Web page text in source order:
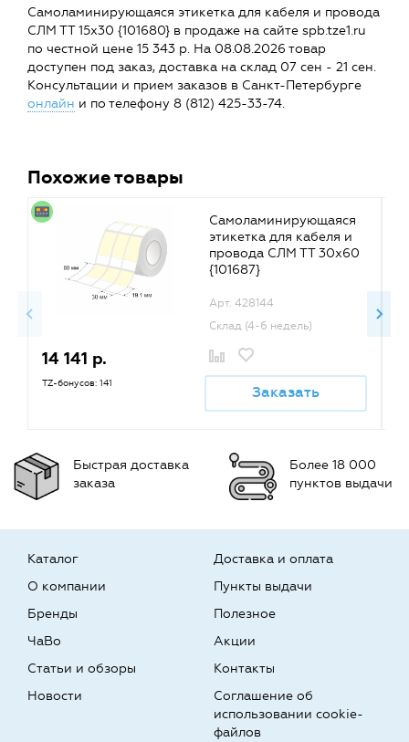
Самоламинирующаяся этикетка для кабеля и провода
СЛМ ТТ 15х30 {101680} в продаже на сайте spb.tze1.ru
по честной цене 15 343 р. На 08.08.2026 товар
доступен под заказ, доставка на склад 07 сен - 21 сен.
Консультации и прием заказов в Санкт-Петербурге
онлайн и по телефону 8 (812) 425-33-74.
Похожие товары
Самоламинирующаяся
этикетка для кабеля и
провода СЛМ ТТ 30х60
{101687}
Арт. 428144
Склад (4-6 недель)
14 141 р.
TZ-бонусов: 141 Заказать
Быстрая доставка
заказа
Более 18 000
пунктов выдачи
Каталог
О компании
Бренды
Доставка и оплата
Пункты выдачи
Полезное
ЧаВо
Статьи и обзоры
Новости
Акции
Контакты
Соглашение об
использовании cookie-
файлов